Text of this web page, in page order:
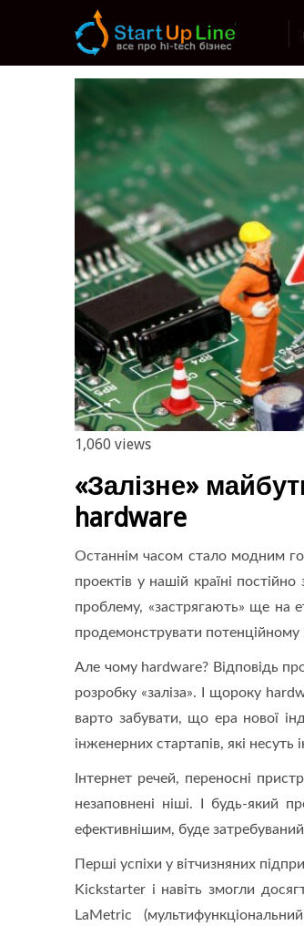
Main menu
Post navigation
1,060 views
«Залізне»
hardware
Останнім часом стало модним
проектів у нашій країні
проблему, «застрягають» ще на
продемонструвати потенційному
Але чому hardware? Відповідь
розробку «заліза». І щороку
варто забувати, що ера нової
інженерних стартапів, які несуть
Інтернет речей, переносні
незаповнені ніші. І будь-який
ефективнішим, буде затребуваний
Перші успіхи у вітчизняних
Kickstarter і навіть змогли
LaMetric